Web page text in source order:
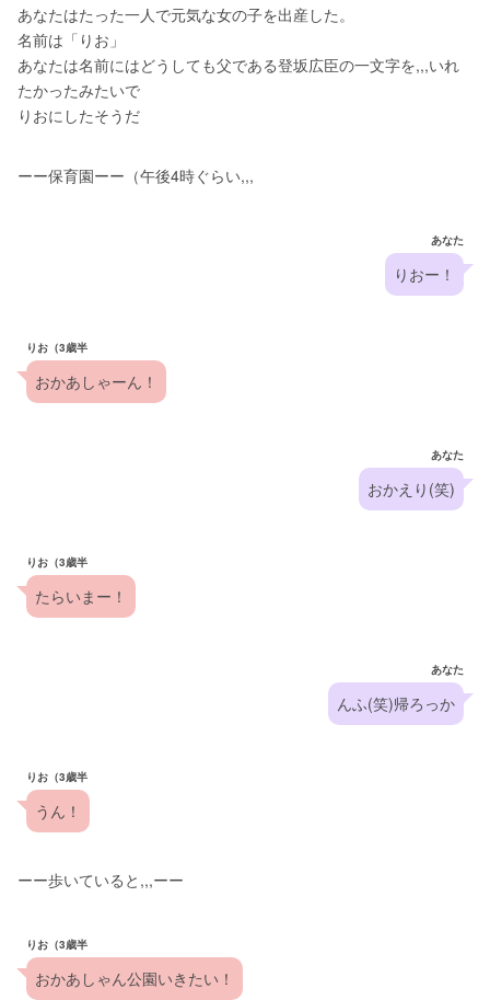
あなたはたった一人で元気な女の子を出産した。
名前は「りお」
あなたは名前にはどうしても父である登坂広臣の一文字を,,,いれ
たかったみたいで
りおにしたそうだ
ーー保育園ーー（午後4時ぐらい,,,
あなた
りおー！
りお（3歳半
おかあしゃーん！
あなた
おかえり(笑)
りお（3歳半
たらいまー！
あなた
んふ(笑)帰ろっか
りお（3歳半
うん！
ーー歩いていると,,,ーー
りお（3歳半
おかあしゃん公園いきたい！